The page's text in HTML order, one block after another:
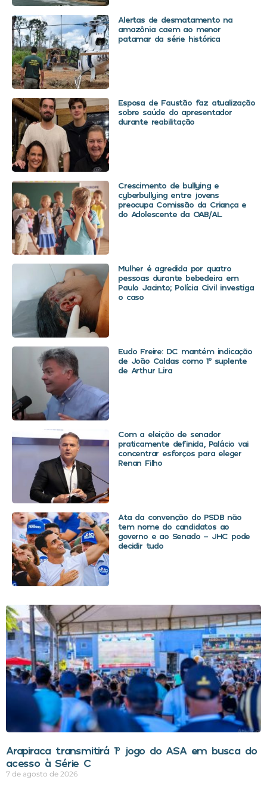
Alertas de desmatamento na
amazônia caem ao menor
patamar da série histórica
Esposa de Faustão faz atualização
sobre saúde do apresentador
durante reabilitação
Crescimento de bullying e
cyberbullying entre jovens
preocupa Comissão da Criança e
do Adolescente da OAB/AL
Mulher é agredida por quatro
pessoas durante bebedeira em
Paulo Jacinto; Polícia Civil investiga
o caso
Eudo Freire: DC mantém indicação
de João Caldas como 1º suplente
de Arthur Lira
Com a eleição de senador
praticamente definida, Palácio vai
concentrar esforços para eleger
Renan Filho
Ata da convenção do PSDB não
tem nome do candidatos ao
governo e ao Senado – JHC pode
decidir tudo
Arapiraca transmitirá 1º jogo do ASA em busca do
acesso à Série C
7 de agosto de 2026